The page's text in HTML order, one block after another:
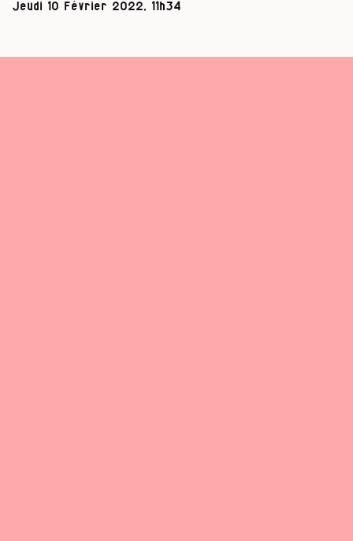
Jeudi 10 Février 2022, 11h34